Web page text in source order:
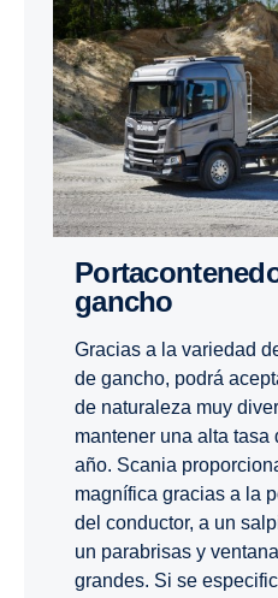
Porta­con­te­ne­dores de
gancho
Gracias a la variedad
de gancho, podrá
de naturaleza muy
mantener una alta tasa
año. Scania
magnífica gracias a la
del conductor, a un
un parabrisas y
grandes. Si se